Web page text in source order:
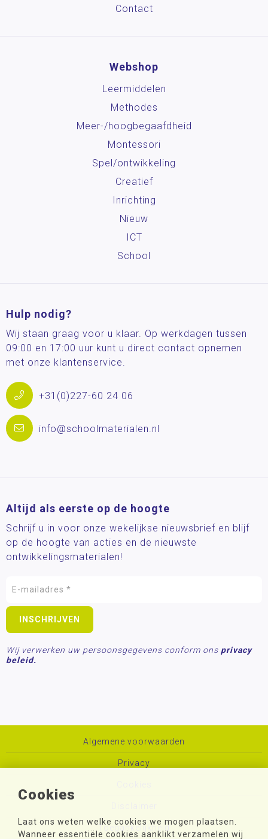
Cookies
Laat ons weten welke cookies we mogen plaatsen.
Wanneer essentiële cookies aanklikt verzamelen wij
Contact
Webshop
Leermiddelen
Methodes
Meer-/hoog­begaafdheid
Montessori
Spel/ontwikkeling
Creatief
Inrichting
Nieuw
ICT
School
Hulp nodig?
Wij staan graag voor u klaar. Op werkdagen tussen
09:00 en 17:00 uur kunt u direct contact opnemen
met onze klantenservice.
+31(0)227-60 24 06
info@schoolmaterialen.nl
Altijd als eerste op de hoogte
Schrijf u in voor onze wekelijkse nieuwsbrief en blijf
op de hoogte van acties en de nieuwste
ontwikkelingsmaterialen!
Wij verwerken uw persoonsgegevens conform ons privacy
beleid.
Algemene voorwaarden
Privacy
Toegankelijkheid